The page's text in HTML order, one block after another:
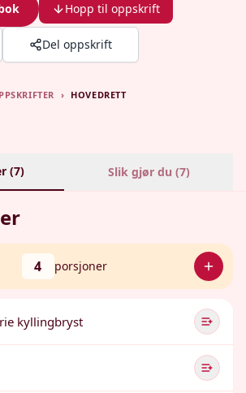
Hopp til oppskrift
Del oppskrift
› HOVEDRETT
(7) Slik gjør du (7)
4 porsjoner
kyllingbryst